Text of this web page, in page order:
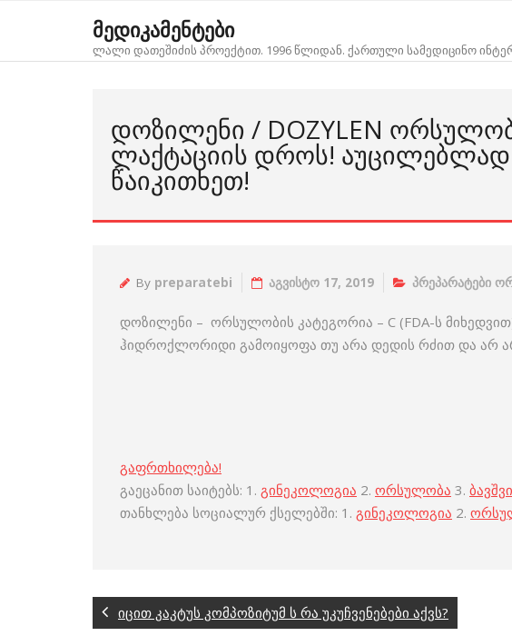
მედიკამენტები
ლალი დათეშიძის პროექტით. 1996 წლიდან. ქართული სამედიცინო
ᲓᲝᲖᲘᲚᲔᲜᲘ / DOZYLEN
ᲚᲐᲥᲢᲐᲪᲘᲘᲡ ᲓᲠᲝᲡ! ᲐᲣᲪᲘᲚᲔᲑᲚᲐᲓ
ᲬᲐᲘᲙᲘᲗᲮᲔᲗ!
By preparatebi აგვისტო 17, 2019 პრეპარატები
დოზილენი – ორსულობის კატეგორია – C (FDA-ს
ჰიდროქლორიდი გამოიყოფა თუ არა დედის რძით და არ
გაფრთხილება!
გაეცანით საიტებს: 1. გინეკოლოგია 2. ორსულობა 3. ბავშვი
თანხლება სოციალურ ქსელებში: 1. გინეკოლოგია 2.
იცით კაკტუს კომპოზიტუმ ს რა უკუჩვენებები აქვს?